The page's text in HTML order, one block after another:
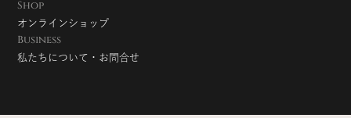
Shop
オンラインショップ
Business
私たちについて・お問合せ